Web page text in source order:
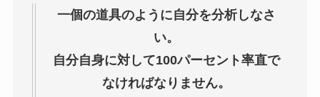
一個の道具のように自分を分析しなさ
い。
自分自身に対して100パーセント率直で
なければなりません。